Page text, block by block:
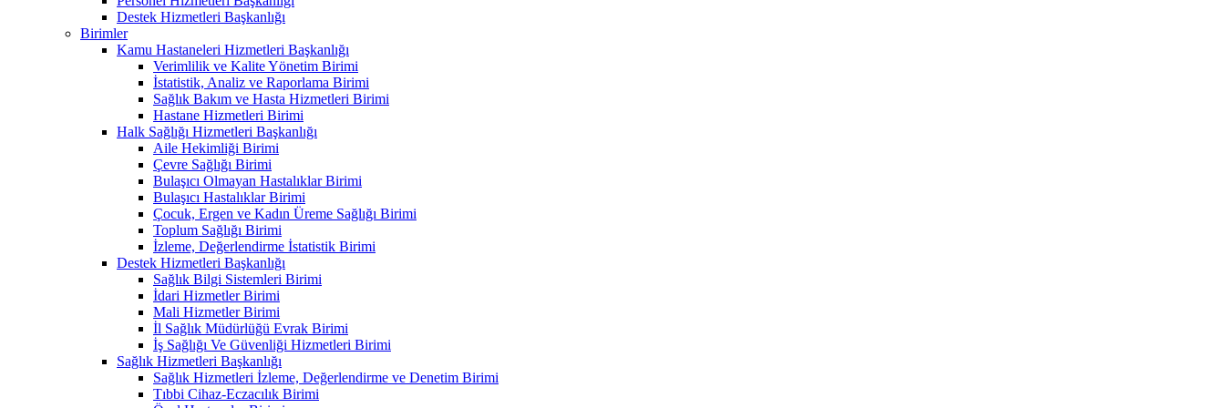
Destek Hizmetleri Başkanlığı
Birimler
Kamu Hastaneleri Hizmetleri Başkanlığı
Verimlilik ve Kalite Yönetim Birimi
İstatistik, Analiz ve Raporlama Birimi
Sağlık Bakım ve Hasta Hizmetleri Birimi
Hastane Hizmetleri Birimi
Halk Sağlığı Hizmetleri Başkanlığı
Aile Hekimliği Birimi
Çevre Sağlığı Birimi
Bulaşıcı Olmayan Hastalıklar Birimi
Bulaşıcı Hastalıklar Birimi
Çocuk, Ergen ve Kadın Üreme Sağlığı Birimi
Toplum Sağlığı Birimi
İzleme, Değerlendirme İstatistik Birimi
Destek Hizmetleri Başkanlığı
Sağlık Bilgi Sistemleri Birimi
İdari Hizmetler Birimi
Mali Hizmetler Birimi
İl Sağlık Müdürlüğü Evrak Birimi
İş Sağlığı Ve Güvenliği Hizmetleri Birimi
Sağlık Hizmetleri Başkanlığı
Sağlık Hizmetleri İzleme, Değerlendirme ve Denetim Birimi
Tıbbi Cihaz-Eczacılık Birimi